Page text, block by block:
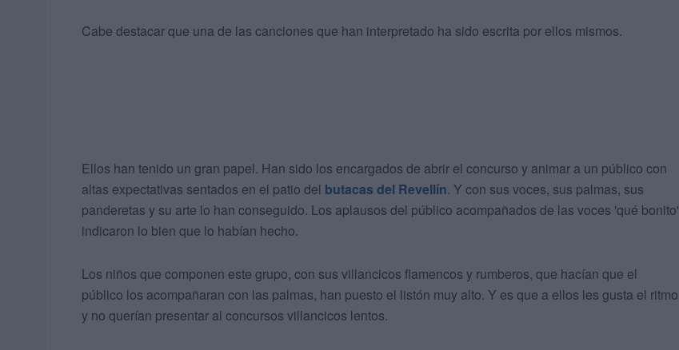
Cabe destacar que una de las canciones que han interpretado ha sido escrita por ellos mismos.
Ellos han tenido un gran papel. Han sido los encargados de abrir el concurso y animar a un público con
altas expectativas sentados en el patio del butacas del Revellín. Y con sus voces, sus palmas, sus
panderetas y su arte lo han conseguido. Los aplausos del público acompañados de las voces 'qué bonito'
indicaron lo bien que lo habían hecho.
Los niños que componen este grupo, con sus villancicos flamencos y rumberos, que hacían que el
público los acompañaran con las palmas, han puesto el listón muy alto. Y es que a ellos les gusta el ritmo
y no querían presentar al concursos villancicos lentos.